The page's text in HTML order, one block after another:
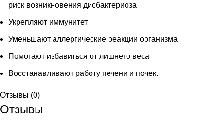
риск возникновения дисбактериоза
Укрепляют иммунитет
Уменьшают аллергические реакции организма
Помогают избавиться от лишнего веса
Восстанавливают работу печени и почек.
Отзывы (0)
Отзывы